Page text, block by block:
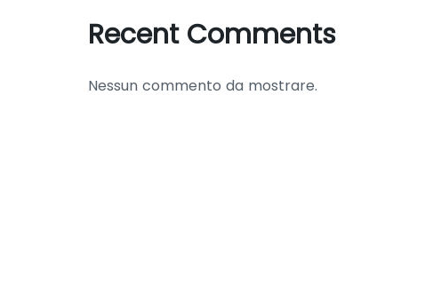
Recent Comments
Nessun commento da mostrare.